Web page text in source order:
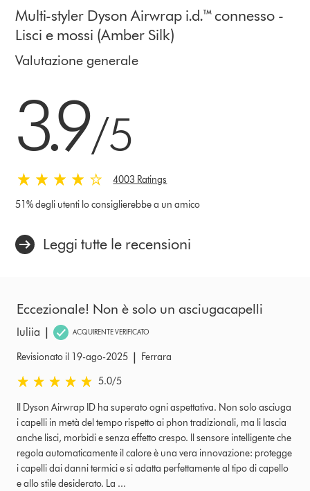
Multi-styler Dyson Airwrap i.d.™ connesso -
Lisci e mossi (Amber Silk)
Valutazione generale
3.9/5
4003 Ratings
51% degli utenti lo consiglierebbe a un amico
Leggi tutte le recensioni
Eccezionale! Non è solo un asciugacapelli
Iuliia | ACQUIRENTE VERIFICATO
Revisionato il 19-ago-2025 |
Ferrara
5.0 stelle su 5 da Revisionato il 19-ago-2025 Ratings
5.0/5
Il Dyson Airwrap ID ha superato ogni aspettativa. Non solo asciuga
i capelli in metà del tempo rispetto ai phon tradizionali, ma li lascia
anche lisci, morbidi e senza effetto crespo. Il sensore intelligente che
regola automaticamente il calore è una vera innovazione: protegge
i capelli dai danni termici e si adatta perfettamente al tipo di capello
e allo stile desiderato. La ...